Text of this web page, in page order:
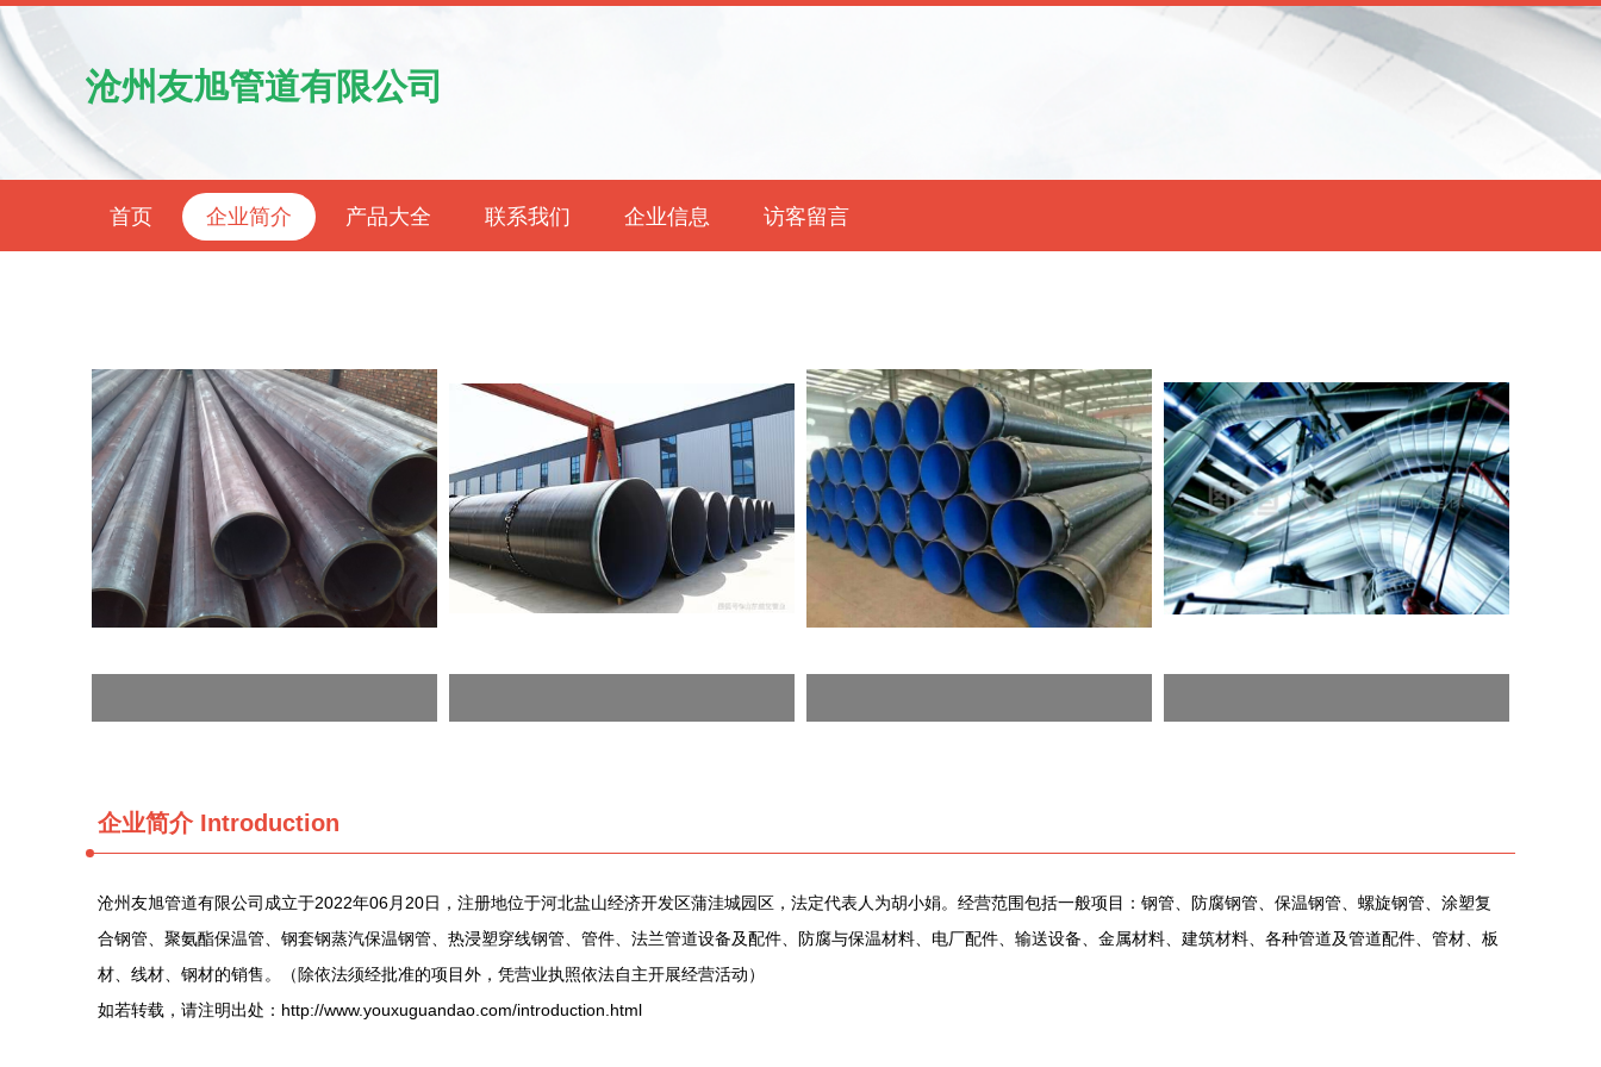
沧州友旭管道有限公司
首页 企业简介 产品大全 联系我们 企业信息 访客留言
企业简介 Introduction
沧州友旭管道有限公司成立于2022年06月20日，注册地位于河北盐山经济开发区蒲洼城园区，法定代表人为胡小娟。经营范围包括一般项目：钢管、防腐钢管、保温钢管、螺旋钢管、涂塑复
合钢管、聚氨酯保温管、钢套钢蒸汽保温钢管、热浸塑穿线钢管、管件、法兰管道设备及配件、防腐与保温材料、电厂配件、输送设备、金属材料、建筑材料、各种管道及管道配件、管材、板
材、线材、钢材的销售。（除依法须经批准的项目外，凭营业执照依法自主开展经营活动）
如若转载，请注明出处：http://www.youxuguandao.com/introduction.html